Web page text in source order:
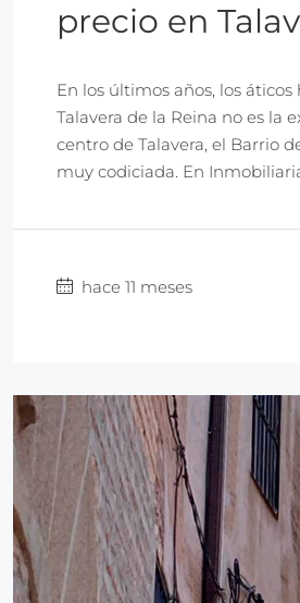
precio en
En los últimos años, los
Talavera de la Reina no es la
centro de Talavera, el Barrio
muy codiciada. En
hace 11 meses